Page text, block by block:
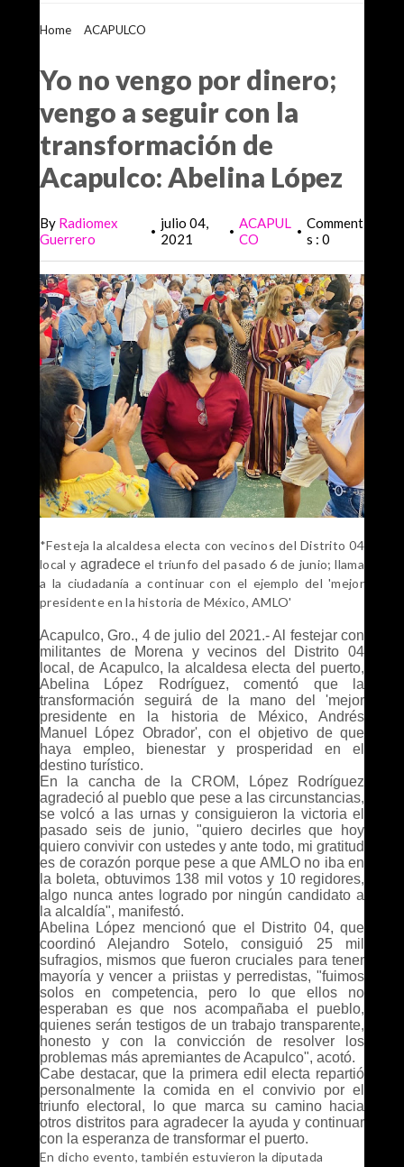
Home ACAPULCO
Yo no vengo por dinero;
vengo a seguir con la
transformación de
Acapulco: Abelina López
By Radiomex
Guerrero
• julio 04,
2021
• ACAPUL
CO
• Comment
s : 0
*Festeja la alcaldesa electa con vecinos del Distrito 04
local y agradeceel triunfo del pasado 6 de junio; llama
a la ciudadanía a continuar con el ejemplo del 'mejor
presidente en la historia de México, AMLO'
Acapulco, Gro., 4 de julio del 2021.- Al festejar con
militantes de Morena y vecinos del Distrito 04
local, de Acapulco, la alcaldesa electa del puerto,
Abelina López Rodríguez, comentó que la
transformación seguirá de la mano del 'mejor
presidente en la historia de México, Andrés
Manuel López Obrador', con el objetivo de que
haya empleo, bienestar y prosperidad en el
destino turístico.
En la cancha de la CROM, López Rodríguez
agradeció al pueblo que pese a las circunstancias,
se volcó a las urnas y consiguieron la victoria el
pasado seis de junio, "quiero decirles que hoy
quiero convivir con ustedes y ante todo, mi gratitud
es de corazón porque pese a que AMLO no iba en
la boleta, obtuvimos 138 mil votos y 10 regidores,
algo nunca antes logrado por ningún candidato a
la alcaldía", manifestó.
Abelina López mencionó que el Distrito 04, que
coordinó Alejandro Sotelo, consiguió 25 mil
sufragios, mismos que fueron cruciales para tener
mayoría y vencer a priistas y perredistas, "fuimos
solos en competencia, pero lo que ellos no
esperaban es que nos acompañaba el pueblo,
quienes serán testigos de un trabajo transparente,
honesto y con la convicción de resolver los
problemas más apremiantes de Acapulco", acotó.
Cabe destacar, que la primera edil electa repartió
personalmente la comida en el convivio por el
triunfo electoral, lo que marca su camino hacia
otros distritos para agradecer la ayuda y continuar
con la esperanza de transformar el puerto.
En dicho evento, también estuvieron la diputada